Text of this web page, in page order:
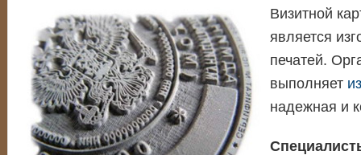
Визитной
является
печатей.
выполняет
надежная и